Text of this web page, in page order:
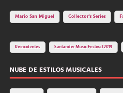
Mario San Miguel
Collector's Series
Reincidentes Santander Music Festival 2019
NUBE DE ESTILOS MUSICALES